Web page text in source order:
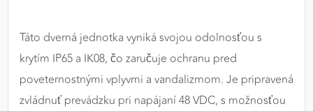
Táto dverná jednotka vyniká svojou odolnosťou s
krytím IP65 a IK08, čo zaručuje ochranu pred
poveternostnými vplyvmi a vandalizmom. Je pripravená
zvládnuť prevádzku pri napájaní 48 VDC, s možnosťou